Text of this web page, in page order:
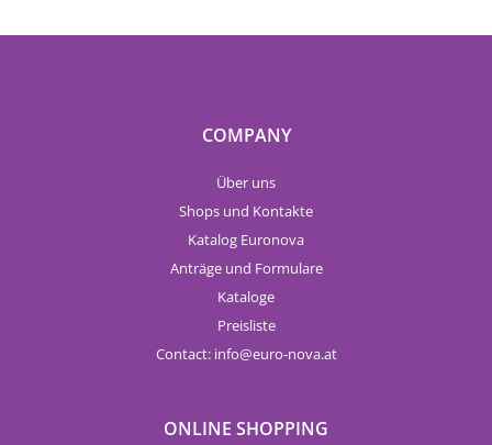
COMPANY
Über uns
Shops und Kontakte
Katalog Euronova
Anträge und Formulare
Kataloge
Preisliste
Contact: info euro-nova.at
ONLINE SHOPPING